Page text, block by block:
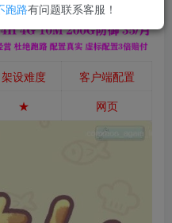
架设难度
客户端配置
★ 网页
跑路有问题联系客服！